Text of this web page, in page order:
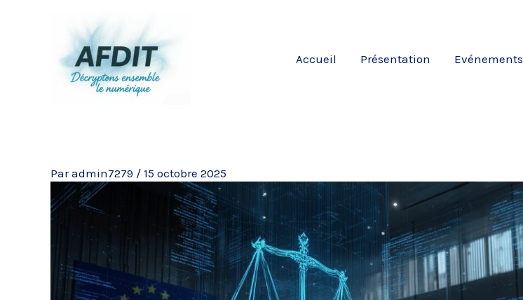
Accueil Présentation Evénements
Paradmin7279 / 15 octobre 2025